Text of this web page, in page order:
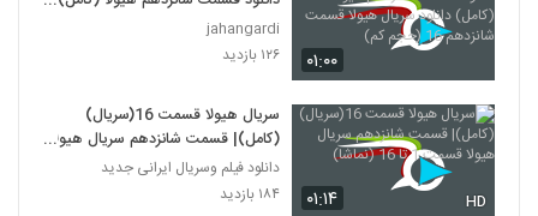
۰۱:۰۰
دانلود سریال هیولا قسمت شانزدهم
16 (حجم کم)
jahangardi
۱۲۶ بازدید
۰۱:۱۴ HD
سریال هیولا قسمت 16(سریال)
(کامل)| قسمت شانزدهم سریال هیولا
قسمت 1 تا 16 (نماشا)
دانلود فیلم وسریال ایرانی جدید
۱۸۴ بازدید